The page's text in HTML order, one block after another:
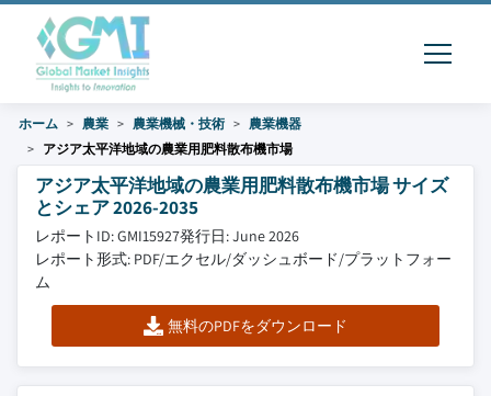
ホーム 農業 農業機械・技術
農業機器
アジア太平洋地域の農業用肥料散布機市場
アジア太平洋地域の農業用肥料散布機市場 サイズ
とシェア 2026-2035
レポートID: GMI15927発行日: June 2026
レポート形式: PDF/エクセル/ダッシュボード/プラットフォー
ム
無料のPDFをダウンロード